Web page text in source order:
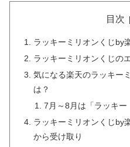
目次
ラッキーミリオンくじby
ラッキーミリオンくじの
気になる楽天のラッキー
は？
7月～8月は「ラッキー
ラッキーミリオンくじby
から受け取り